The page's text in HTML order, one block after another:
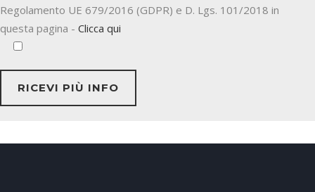
Regolamento UE 679/2016 (GDPR) e D. Lgs. 101/2018 in
questa pagina - Clicca qui